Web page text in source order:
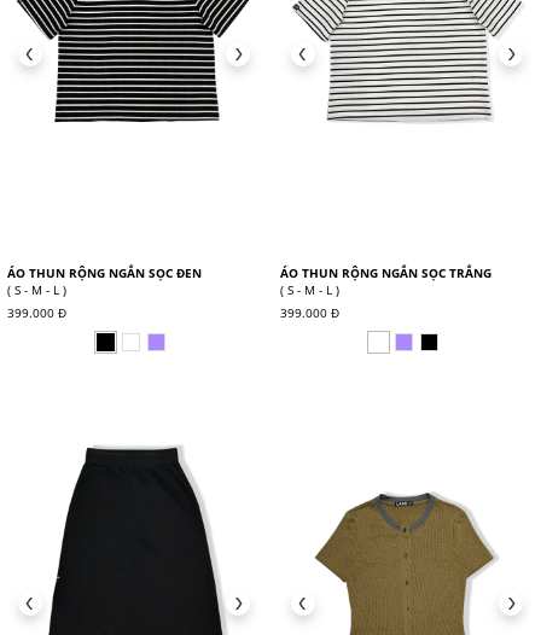
ÁO THUN RỘNG NGẮN SỌC ĐEN
( S - M - L )
399.000 Đ
ÁO THUN RỘNG NGẮN SỌC TRẮNG
( S - M - L )
399.000 Đ